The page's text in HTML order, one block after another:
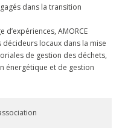
dans la transition
AMORCE
locaux dans la mise
de gestion des déchets,
énergétique et de gestion